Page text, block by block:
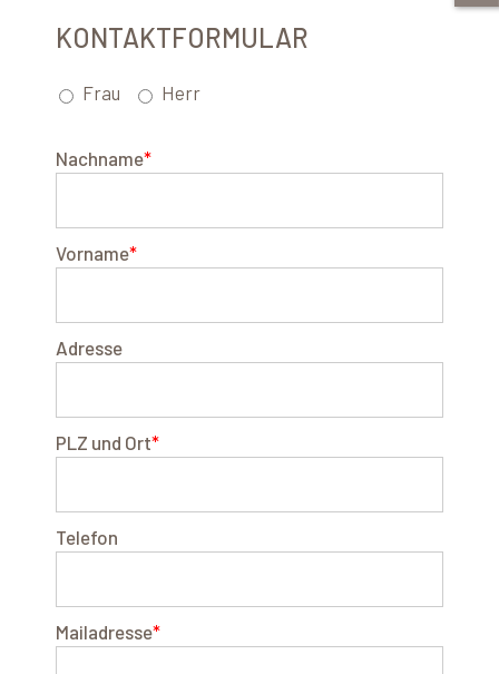
KONTAKTFORMULAR
Frau Herr
Nachname*
Vorname*
Adresse
PLZ und Ort*
Telefon
Mailadresse*